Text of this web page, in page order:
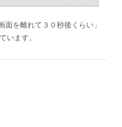
を離れて３０秒後くらい」
います。